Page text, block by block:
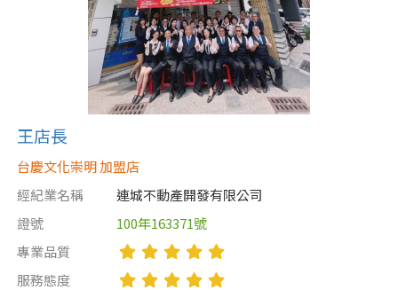
20-30 年 30-40 年
40 年以上
售價
王店長
台慶文化崇明 加盟店
經紀業名稱
連城不動產開發有限公司
證號
100年163371號
專業品質
服務態度